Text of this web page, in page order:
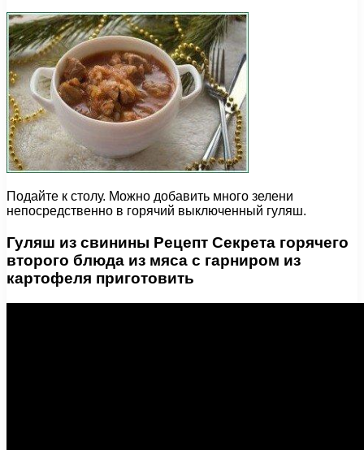
Подайте к столу. Можно добавить много зелени
непосредственно в горячий выключенный гуляш.
Гуляш из свинины Рецепт Секрета горячего
второго блюда из мяса с гарниром из
картофеля приготовить